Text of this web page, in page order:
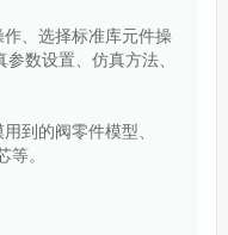
、选择标准库元件操
数设置、仿真方法、
到的阀零件模型、
。